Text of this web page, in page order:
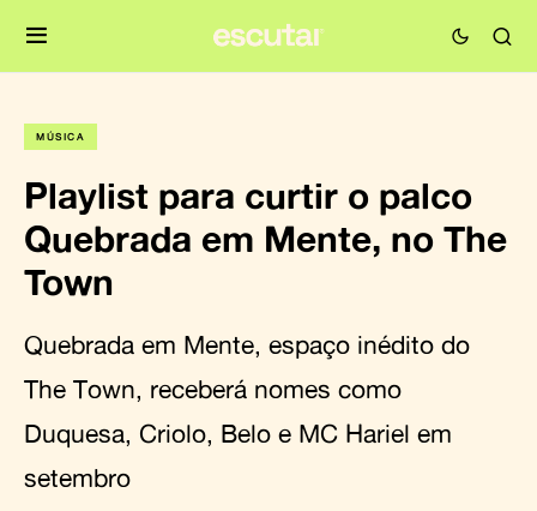
MÚSICA
Playlist para curtir o palco
Quebrada em Mente, no The
Town
Quebrada em Mente, espaço inédito do
The Town, receberá nomes como
Duquesa, Criolo, Belo e MC Hariel em
setembro